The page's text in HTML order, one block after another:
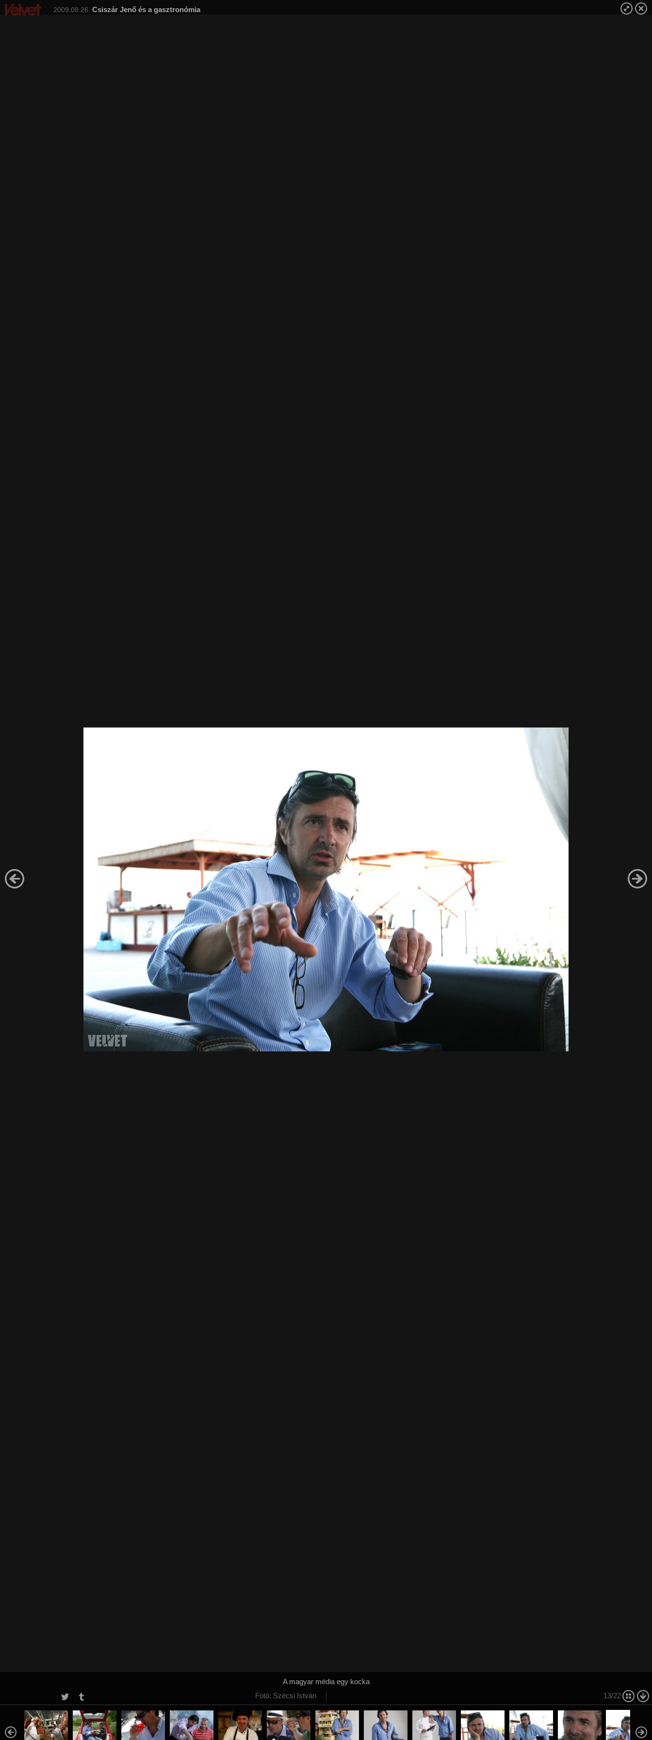
Csiszár Jenő és a gasztronómia
2009.08.26.
A magyar média egy kocka
Fotó: Szécsi István
13/22